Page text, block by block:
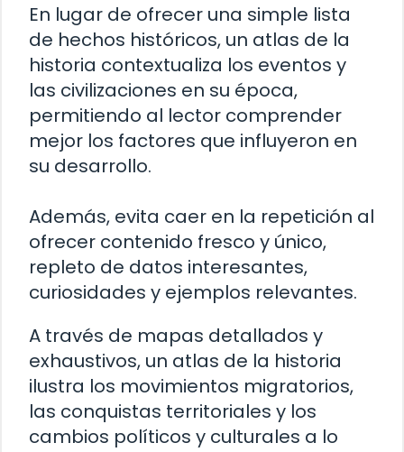
En lugar de ofrecer una simple lista
de hechos históricos, un atlas de la
historia contextualiza los eventos y
las civilizaciones en su época,
permitiendo al lector comprender
mejor los factores que influyeron en
su desarrollo.
Además, evita caer en la repetición al
ofrecer contenido fresco y único,
repleto de datos interesantes,
curiosidades y ejemplos relevantes.
A través de mapas detallados y
exhaustivos, un atlas de la historia
ilustra los movimientos migratorios,
las conquistas territoriales y los
cambios políticos y culturales a lo